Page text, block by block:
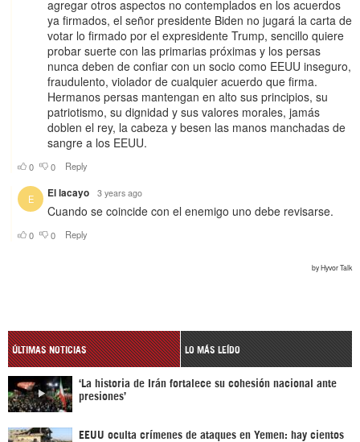
ÚLTIMAS NOTICIAS LO MÁS LEÍDO
‘La historia de Irán fortalece su cohesión nacional ante
presiones’
EEUU oculta crímenes de ataques en Yemen: hay cientos